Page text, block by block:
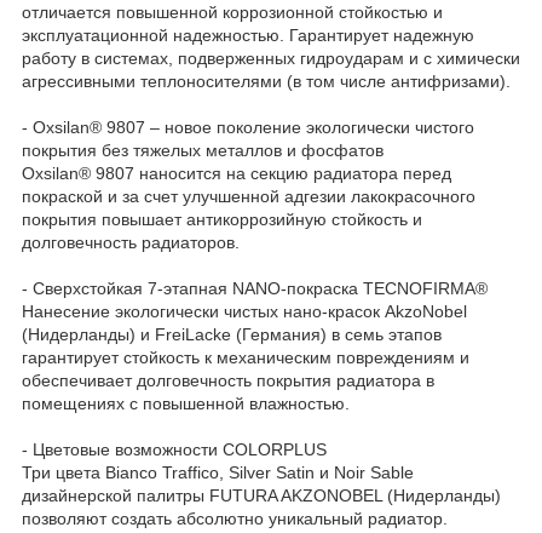
отличается повышенной коррозионной стойкостью и
эксплуатационной надежностью. Гарантирует надежную
работу в системах, подверженных гидроударам и с химически
агрессивными теплоносителями (в том числе антифризами).
- Oxsilan® 9807 – новое поколение экологически чистого
покрытия без тяжелых металлов и фосфатов
Oxsilan® 9807 наносится на секцию радиатора перед
покраской и за счет улучшенной адгезии лакокрасочного
покрытия повышает антикоррозийную стойкость и
долговечность радиаторов.
- Сверхстойкая 7-этапная NANO-покраска TECNOFIRMA®
Нанесение экологически чистых нано-красок AkzoNobel
(Нидерланды) и FreiLacke (Германия) в семь этапов
гарантирует стойкость к механическим повреждениям и
обеспечивает долговечность покрытия радиатора в
помещениях с повышенной влажностью.
- Цветовые возможности COLORPLUS
Три цвета Bianco Traffico, Silver Satin и Noir Sable
дизайнерской палитры FUTURA AKZONOBEL (Нидерланды)
позволяют создать абсолютно уникальный радиатор.